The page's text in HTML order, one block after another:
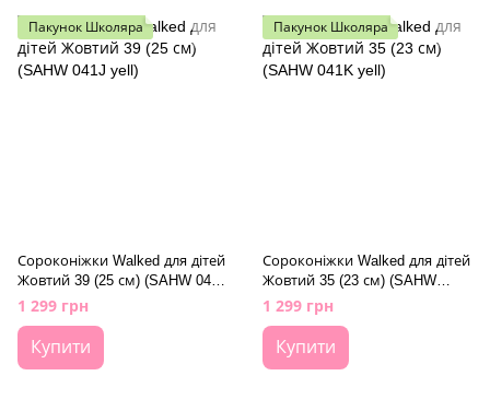
Пакунок Школяра
Сороконіжки Walked для дітей
Жовтий 39 (25 см) (SAHW 041J
yell)
1 299 грн
Купити
Пакунок Школяра
Сороконіжки Walked для дітей
Жовтий 35 (23 см) (SAHW
041K yell)
1 299 грн
Купити